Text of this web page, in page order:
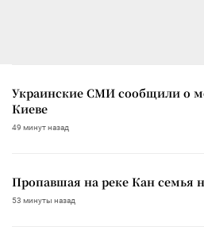
Украинские СМИ сообщили о
Киеве
49 минут назад
Пропавшая на реке Кан семья
53 минуты назад